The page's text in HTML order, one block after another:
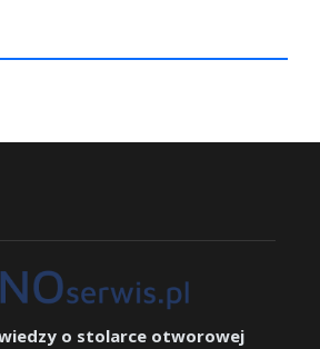
o stolarce otworowej